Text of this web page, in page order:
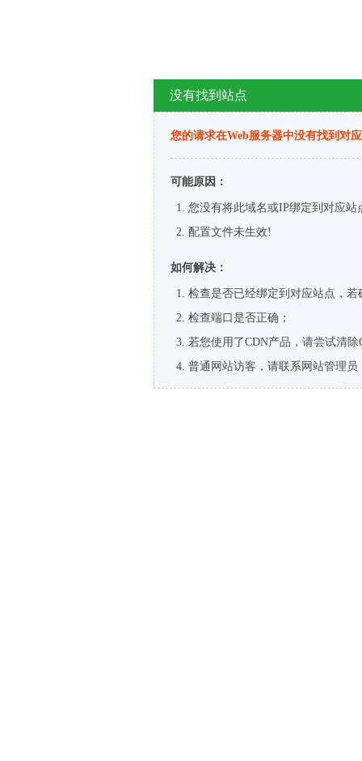
没有找到站点
您的请求在Web服务器中没有找到对
可能原因：
您没有将此域名或IP绑定到对应站
配置文件未生效!
如何解决：
检查是否已经绑定到对应站点，
检查端口是否正确；
若您使用了CDN产品，请尝试清除
普通网站访客，请联系网站管理员